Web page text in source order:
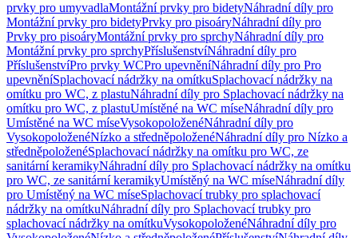
prvky pro umyvadlaMontážní prvky pro bidetyNáhradní díly pro
Montážní prvky pro bidetyPrvky pro pisoáryNáhradní díly pro
Prvky pro pisoáryMontážní prvky pro sprchyNáhradní díly pro
Montážní prvky pro sprchyPříslušenstvíNáhradní díly pro
PříslušenstvíPro prvky WCPro upevněníNáhradní díly pro Pro
upevněníSplachovací nádržky na omítkuSplachovací nádržky na
omítku pro WC, z plastuNáhradní díly pro Splachovací nádržky na
omítku pro WC, z plastuUmístěné na WC míseNáhradní díly pro
Umístěné na WC míseVysokopoloženéNáhradní díly pro
VysokopoloženéNízko a středněpoloženéNáhradní díly pro Nízko a
středněpoloženéSplachovací nádržky na omítku pro WC, ze
sanitární keramikyNáhradní díly pro Splachovací nádržky na omítku
pro WC, ze sanitární keramikyUmístěný na WC míseNáhradní díly
pro Umístěný na WC míseSplachovací trubky pro splachovací
nádržky na omítkuNáhradní díly pro Splachovací trubky pro
splachovací nádržky na omítkuVysokopoloženéNáhradní díly pro